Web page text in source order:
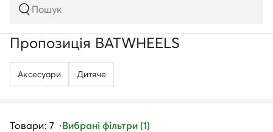
Пошук
Пропозиція BATWHEELS
Аксесуари Дитяче
Товари: 7 Вибрані фільтри (1)